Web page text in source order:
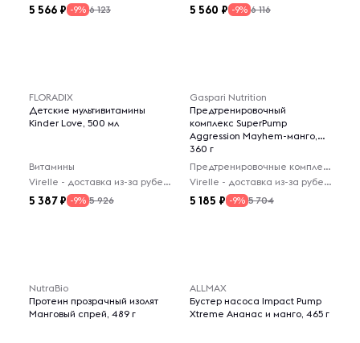
5 566 -9% 6 123 5 560 -9% 6 116
FLORADIX
Детские мультивитамины
Kinder Love, 500 мл
Витамины
Virelle - доставка из-за рубежа
5 387 -9% 5 926
Gaspari Nutrition
Предтренировочный
комплекс SuperPump
Aggression Mayhem-манго,
360 г
Предтренировочные комплексы
Virelle - доставка из-за рубежа
5 185 -9% 5 704
NutraBio
Протеин прозрачный изолят
Манговый спрей, 489 г
ALLMAX
Бустер насоса Impact Pump
Xtreme Ананас и манго, 465 г